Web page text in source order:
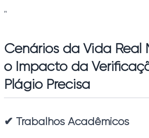
"
Cenários da Vida Real
o Impacto da
Plágio Precisa
✔ Trabalhos Acadêmicos